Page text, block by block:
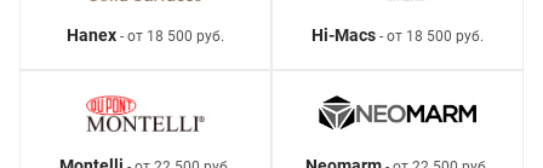
Hanex - от 18 500 руб. Hi-Macs - от 18 500 руб.